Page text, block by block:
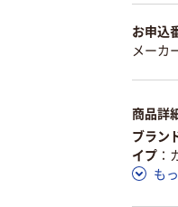
お申込
メーカ
商品詳
ブラン
イプ
も